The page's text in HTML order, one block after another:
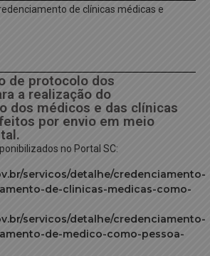
de clínicas médicas e
de protocolo dos
a realização do
dos médicos e das clínicas
por envio em meio
no Portal SC:
servicos/detalhe/credenciamento-
de-clinicas-medicas-como-
servicos/detalhe/credenciamento-
de-medico-como-pessoa-